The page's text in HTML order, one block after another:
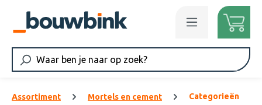
Ga naar de hoofdinhoud
Assortiment Mortels en cement
Categorieën